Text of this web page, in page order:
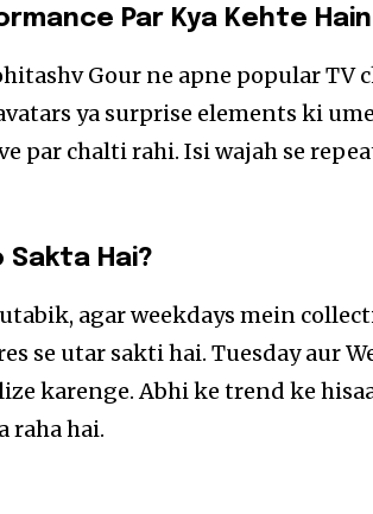
Par Kya Kehte
Gour ne apne popular TV
ya surprise elements ki
par chalti rahi. Isi wajah se
Sakta Hai?
agar weekdays mein
se utar sakti hai. Tuesday aur
karenge. Abhi ke trend ke
raha hai.